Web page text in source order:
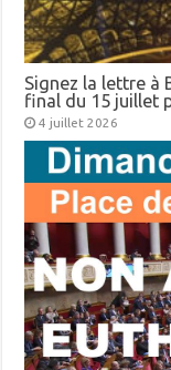
Signez la lettre à
final du 15 juillet
4 juillet 2026